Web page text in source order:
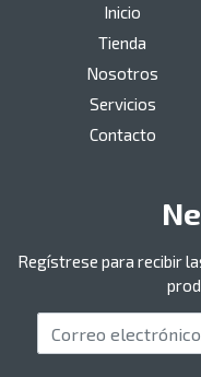
Inicio
Tienda
Nosotros
Servicios
Contacto
Regístrese para recibir